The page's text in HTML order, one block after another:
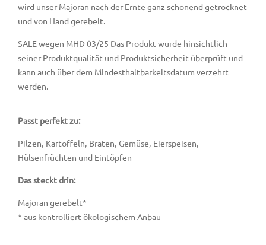
wird unser Majoran nach der Ernte ganz schonend getrocknet
und von Hand gerebelt.
SALE wegen MHD 03/25 Das Produkt wurde hinsichtlich
seiner Produktqualität und Produktsicherheit überprüft und
kann auch über dem Mindesthaltbarkeitsdatum verzehrt
werden.
Passt perfekt zu:
Pilzen, Kartoffeln, Braten, Gemüse, Eierspeisen,
Hülsenfrüchten und Eintöpfen
Das steckt drin:
Majoran gerebelt*
* aus kontrolliert ökologischem Anbau